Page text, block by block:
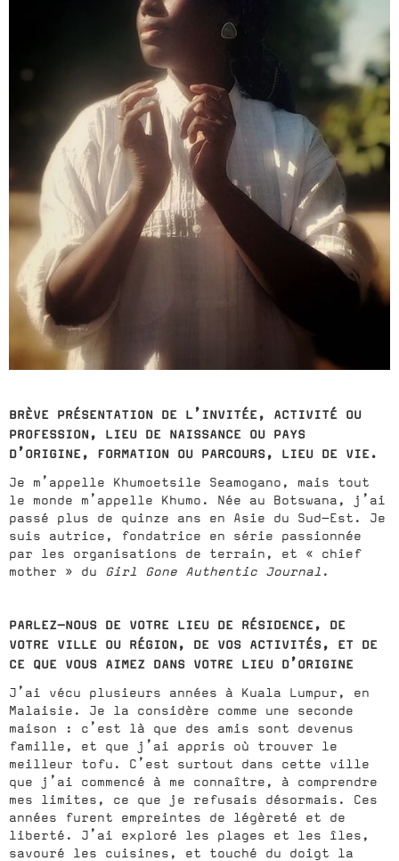
BRÈVE PRÉSENTATION DE L’INVITÉE, ACTIVITÉ OU
PROFESSION, LIEU DE NAISSANCE OU PAYS
D’ORIGINE, FORMATION OU PARCOURS, LIEU DE VIE.
Je m’appelle Khumoetsile Seamogano, mais tout
le monde m’appelle Khumo. Née au Botswana, j’ai
passé plus de quinze ans en Asie du Sud-Est. Je
suis autrice, fondatrice en série passionnée
par les organisations de terrain, et « chief
mother » du Girl Gone Authentic Journal .
PARLEZ-NOUS DE VOTRE LIEU DE RÉSIDENCE, DE
VOTRE VILLE OU RÉGION, DE VOS ACTIVITÉS, ET DE
CE QUE VOUS AIMEZ DANS VOTRE LIEU D’ORIGINE
J’ai vécu plusieurs années à Kuala Lumpur, en
Malaisie. Je la considère comme une seconde
maison : c’est là que des amis sont devenus
famille, et que j’ai appris où trouver le
meilleur tofu. C’est surtout dans cette ville
que j’ai commencé à me connaître, à comprendre
mes limites, ce que je refusais désormais. Ces
années furent empreintes de légèreté et de
liberté. J’ai exploré les plages et les îles,
savouré les cuisines, et touché du doigt la